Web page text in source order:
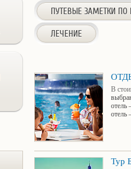
ПУТЕВЫЕ ЗАМЕТКИ ПО
ЛЕЧЕНИЕ
В
отель
отель
Тур